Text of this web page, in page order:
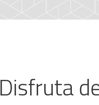
Disfruta